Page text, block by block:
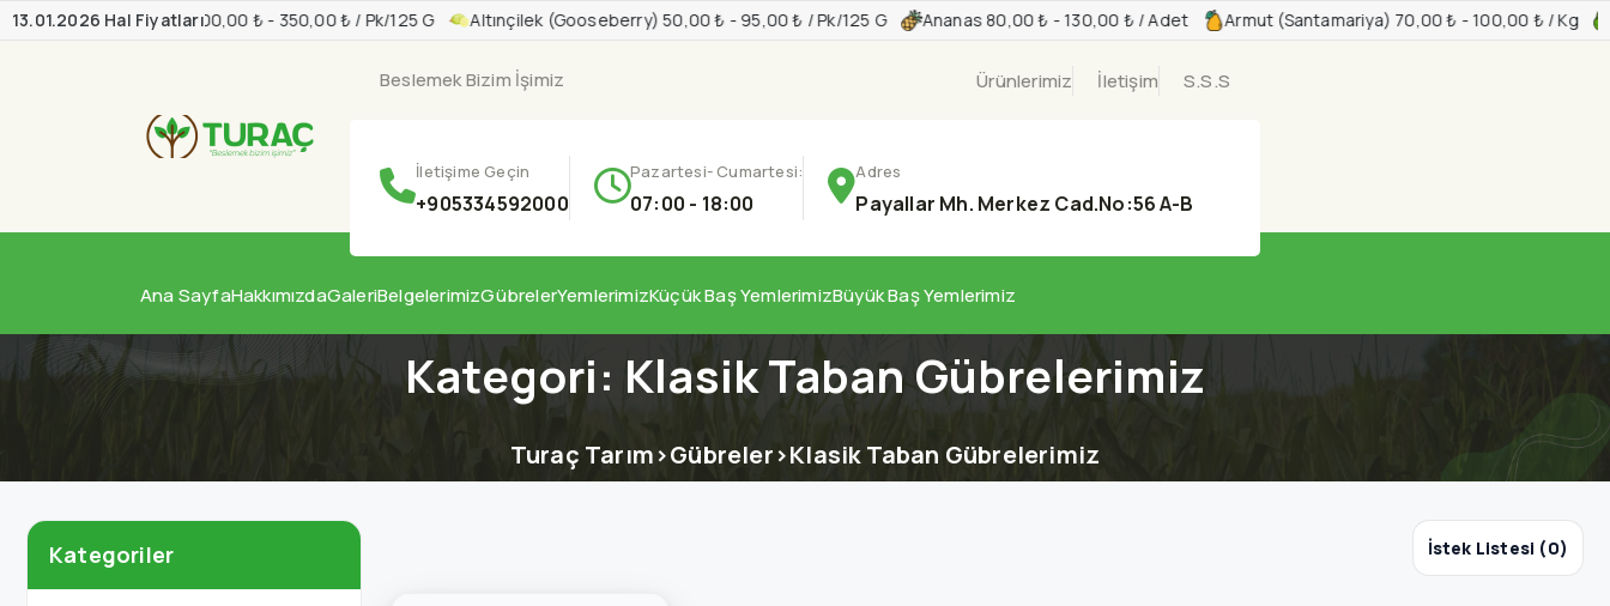
13.01.2026 Hal Fiyatları
Ahududu 200,00 ₺ - 350,00 ₺ / Pk/125 G Altınçilek (Gooseberry) 50,00 ₺ - 95,00 ₺ / Pk/125 G Ananas 80,00 ₺ - 130,00 ₺ / Adet Armut (Santamariya) 70,00 ₺ - 100,00 ₺ / Kg
Beslemek Bizim İşimiz Ürünlerimiz İletişim S.S.S
İletişime Geçin
+905334592000
Pazartesi- Cumartesi:
07:00 - 18:00
Adres
Payallar Mh. Merkez Cad.No:56 A-B
Ana SayfaHakkımızdaGaleriBelgelerimizGübrelerYemlerimizKüçük Baş YemlerimizBüyük Baş Yemlerimiz
Kategori: Klasik Taban Gübrelerimiz
Turaç Tarım>Gübreler>Klasik Taban Gübrelerimiz
Kategoriler İstek Listesi (0)